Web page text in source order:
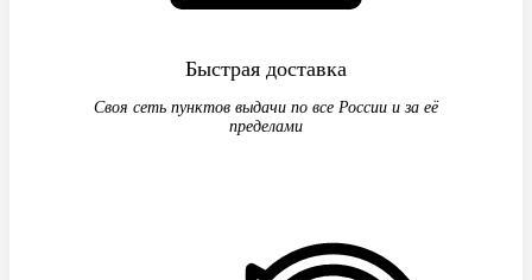
Быстрая доставка
Своя сеть пунктов выдачи по все России и за её
пределами